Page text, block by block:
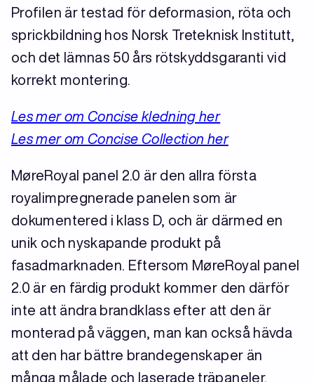
Profilen är testad för deformasion, röta och
sprickbildning hos Norsk Treteknisk Institutt,
och det lämnas 50 års rötskyddsgaranti vid
korrekt montering.
Les mer om Concise kledning her
Les mer om Concise Collection her
MøreRoyal panel 2.0 är den allra första
royalimpregnerade panelen som är
dokumentered i klass D, och är därmed en
unik och nyskapande produkt på
fasadmarknaden. Eftersom MøreRoyal panel
2.0 är en färdig produkt kommer den därför
inte att ändra brandklass efter att den är
monterad på väggen, man kan också hävda
att den har bättre brandegenskaper än
många målade och laserade träpaneler.